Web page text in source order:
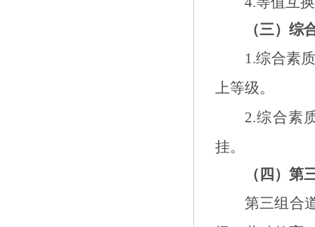
（三）综
1.综合素
上等级。
2.综合素
挂。
（ 四 ）第
第三组合